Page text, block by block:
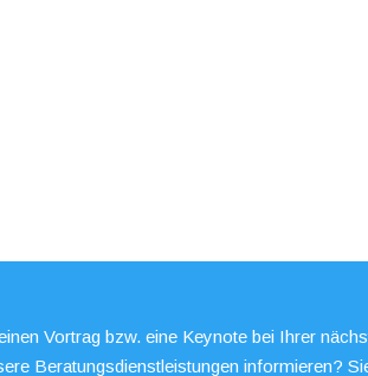
Vortrag bzw. eine Keynote bei Ihrer
Beratungsdienstleistungen informieren?